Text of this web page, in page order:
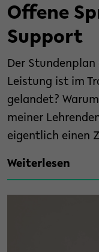
Offene
Support
Der
Leistung ist im
gelandet?
meiner
eigentlich einen
Weiterlesen